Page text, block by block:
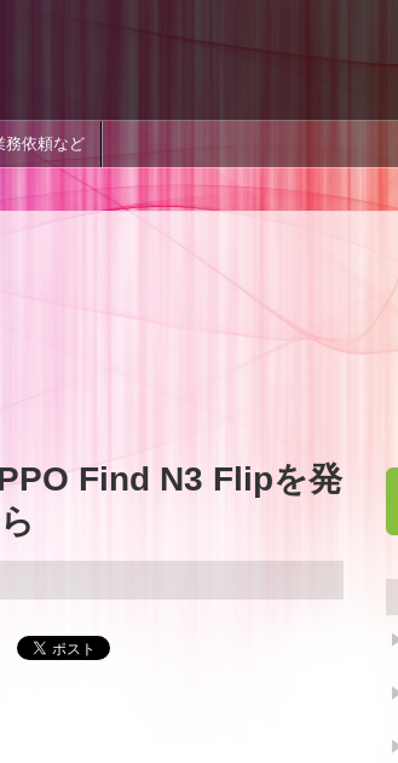
務依頼など
Find N3 Flipを発